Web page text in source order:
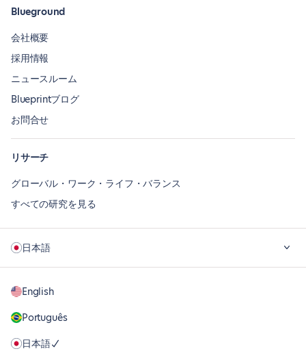
Blueground
会社概要
採用情報
ニュースルーム
Blueprintブログ
お問合せ
リサーチ
グローバル・ワーク・ライフ・バランス
すべての研究を見る
日本語
English
Português
日本語